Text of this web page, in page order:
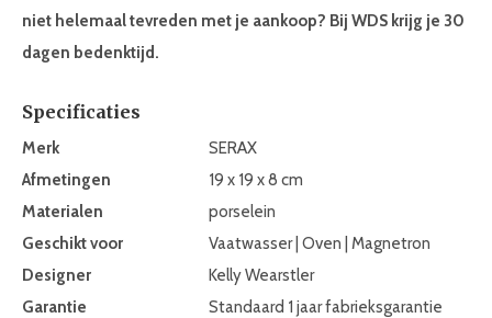
niet helemaal tevreden met je aankoop? Bij WDS krijg je 30
dagen bedenktijd.
Specificaties
Merk
SERAX
Afmetingen
19 x 19 x 8 cm
Materialen
porselein
Geschikt voor
Vaatwasser | Oven | Magnetron
Designer
Kelly Wearstler
Garantie
Standaard 1 jaar fabrieksgarantie